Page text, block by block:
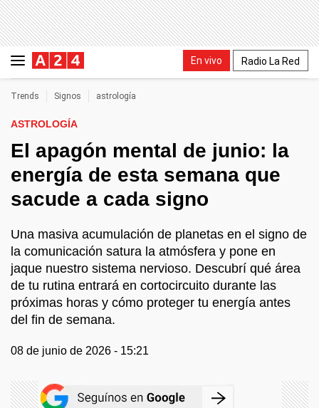
En vivo Radio La Red
Trends Signos astrología
ASTROLOGÍA
El apagón mental de junio: la
energía de esta semana que
sacude a cada signo
Una masiva acumulación de planetas en el signo de
la comunicación satura la atmósfera y pone en
jaque nuestro sistema nervioso. Descubrí qué área
de tu rutina entrará en cortocircuito durante las
próximas horas y cómo proteger tu energía antes
del fin de semana.
08 de junio de 2026 - 15:21